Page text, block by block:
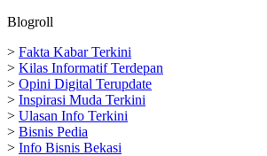
Blogroll
> Fakta Kabar Terkini
> Kilas Informatif Terdepan
> Opini Digital Terupdate
> Inspirasi Muda Terkini
> Ulasan Info Terkini
> Bisnis Pedia
> Info Bisnis Bekasi